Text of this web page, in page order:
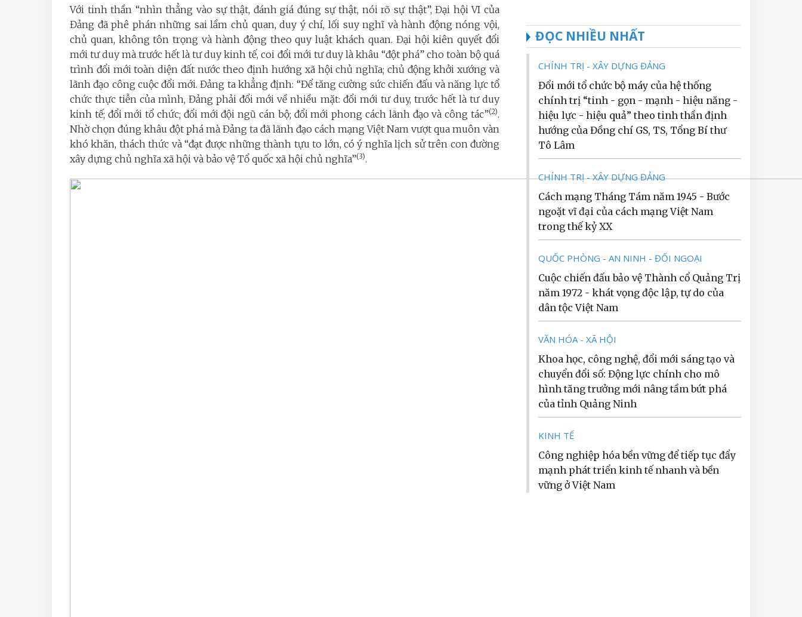
Với tinh thần “nhìn thẳng vào sự thật, đánh giá đúng sự thật, nói rõ sự thật”, Đại hội VI của
Đảng đã phê phán những sai lầm chủ quan, duy ý chí, lối suy nghĩ và hành động nóng vội,
chủ quan, không tôn trọng và hành động theo quy luật khách quan. Đại hội kiên quyết đổi
mới tư duy mà trước hết là tư duy kinh tế, coi đổi mới tư duy là khâu “đột phá” cho toàn bộ quá
trình đổi mới toàn diện đất nước theo định hướng xã hội chủ nghĩa; chủ động khởi xướng và
lãnh đạo công cuộc đổi mới. Đảng ta khẳng định: “Để tăng cường sức chiến đấu và năng lực tổ
chức thực tiễn của mình, Đảng phải đổi mới về nhiều mặt: đổi mới tư duy, trước hết là tư duy
kinh tế; đổi mới tổ chức; đổi mới đội ngũ cán bộ; đổi mới phong cách lãnh đạo và công tác”(2).
Nhờ chọn đúng khâu đột phá mà Đảng ta đã lãnh đạo cách mạng Việt Nam vượt qua muôn vàn
khó khăn, thách thức và “đạt được những thành tựu to lớn, có ý nghĩa lịch sử trên con đường
xây dựng chủ nghĩa xã hội và bảo vệ Tổ quốc xã hội chủ nghĩa”(3).
ĐỌC NHIỀU NHẤT
CHÍNH TRỊ - XÂY DỰNG ĐẢNG
Đổi mới tổ chức bộ máy của hệ thống
chính trị “tinh - gọn - mạnh - hiệu năng -
hiệu lực - hiệu quả” theo tinh thần định
hướng của Đồng chí GS, TS, Tổng Bí thư
Tô Lâm
CHÍNH TRỊ - XÂY DỰNG ĐẢNG
Cách mạng Tháng Tám năm 1945 - Bước
ngoặt vĩ đại của cách mạng Việt Nam
trong thế kỷ XX
QUỐC PHÒNG - AN NINH - ĐỐI NGOẠI
Cuộc chiến đấu bảo vệ Thành cổ Quảng Trị
năm 1972 - khát vọng độc lập, tự do của
dân tộc Việt Nam
VĂN HÓA - XÃ HỘI
Khoa học, công nghệ, đổi mới sáng tạo và
chuyển đổi số: Động lực chính cho mô
hình tăng trưởng mới nâng tầm bứt phá
của tỉnh Quảng Ninh
KINH TẾ
Công nghiệp hóa bền vững để tiếp tục đẩy
mạnh phát triển kinh tế nhanh và bền
vững ở Việt Nam